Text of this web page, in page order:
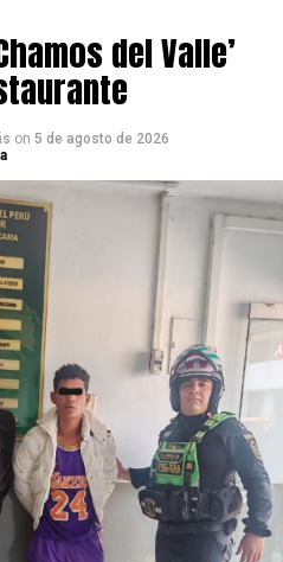
se incrementa en La
del Valle’
on 5 de agosto de 2026